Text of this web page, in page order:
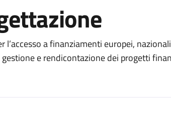
a finanziamenti europei,
e rendicontazione dei progetti